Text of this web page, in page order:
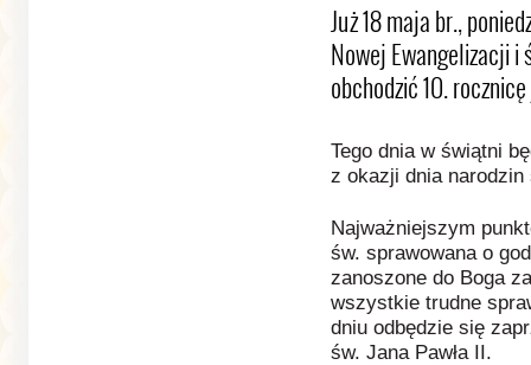
Już 18 maja br.,
Nowej Ewangelizacji i
obchodzić 10.
Tego dnia w świątni
z okazji dnia narodzin
Najważniejszym
św. sprawowana o
zanoszone do Boga
wszystkie trudne
dniu odbędzie się
św. Jana Pawła II.